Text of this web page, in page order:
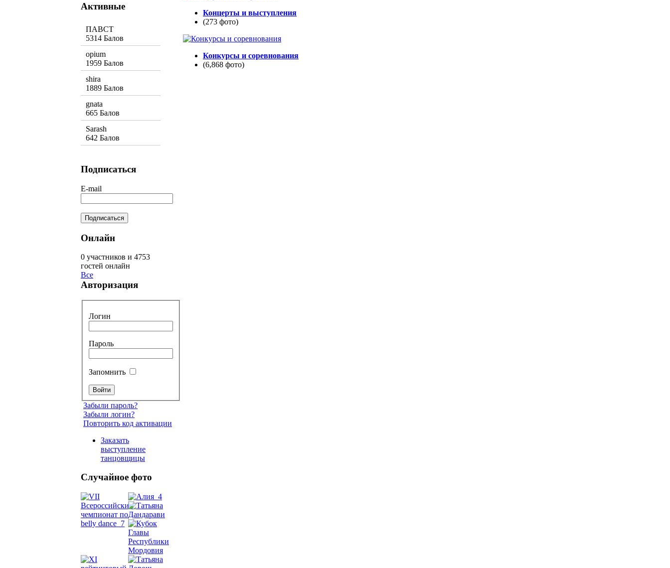
Концерты и выступления
(273 фото)
Конкурсы и соревнования
(6,868 фото)
Активные
ПАВСТ
5314 Балов
opium
1959 Балов
shira
1889 Балов
gnata
665 Балов
Sarash
642 Балов
Подписаться
E-mail
Онлайн
0 участников и 4753
гостей онлайн
Все
Авторизация
Логин
Пароль
Запомнить
Забыли пароль?
Забыли логин?
Повторить код активации
Заказать
выступление
танцовщицы
Случайное фото